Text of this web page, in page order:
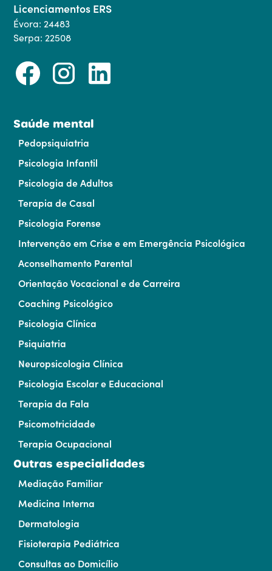
Licenciamentos ERS
Évora: 24483
Serpa: 22508
Saúde mental
Pedopsiquiatria
Psicologia Infantil
Psicologia de Adultos
Terapia de Casal
Psicologia Forense
Intervenção em Crise e em Emergência Psicológica
Aconselhamento Parental
Orientação Vocacional e de Carreira
Coaching Psicológico
Psicologia Clínica
Psiquiatria
Neuropsicologia Clínica
Psicologia Escolar e Educacional
Terapia da Fala
Psicomotricidade
Terapia Ocupacional
Outras especialidades
Mediação Familiar
Medicina Interna
Dermatologia
Fisioterapia Pediátrica
Consultas ao Domicílio